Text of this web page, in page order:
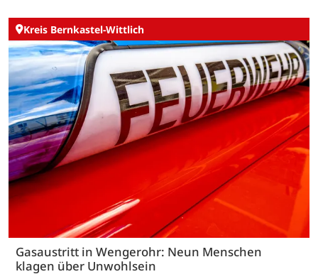
Kreis Bernkastel-Wittlich
Gasaustritt in Wengerohr: Neun Menschen
klagen über Unwohlsein